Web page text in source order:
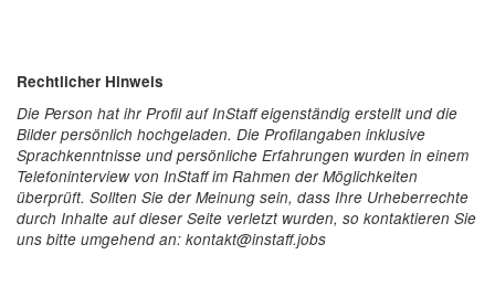
Rechtlicher Hinweis
Die Person hat ihr Profil auf InStaff eigenständig erstellt und die
Bilder persönlich hochgeladen. Die Profilangaben inklusive
Sprachkenntnisse und persönliche Erfahrungen wurden in einem
Telefoninterview von InStaff im Rahmen der Möglichkeiten
überprüft. Sollten Sie der Meinung sein, dass Ihre Urheberrechte
durch Inhalte auf dieser Seite verletzt wurden, so kontaktieren Sie
uns bitte umgehend an: kontakt@instaff.jobs